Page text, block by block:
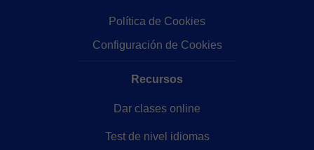
Política de Cookies
Configuración de Cookies
Recursos
Dar clases online
Test de nivel idiomas